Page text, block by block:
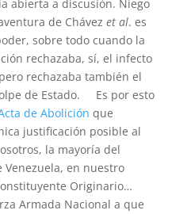
abierta a discusión. Niego
de Chávez et al. es
sobre todo cuando la
rechazaba, sí, el infecto
rechazaba también el
de Estado. Es por esto
de Abolición que
justificación posible al
la mayoría del
Venezuela, en nuestro
Originario…
Armada Nacional a que